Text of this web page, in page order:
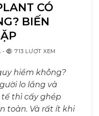
CÓ
BIẾN
- 713 LƯỢT XEM
hiểm không?
lo lắng và
thì cấy ghép
toàn. Và rất ít khi